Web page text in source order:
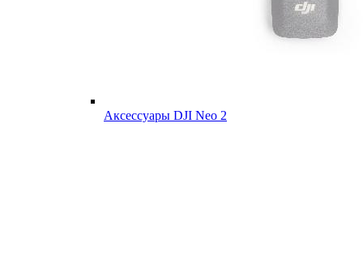
Аксессуары DJI Neo 2